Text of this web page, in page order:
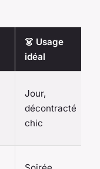
👗 Usage
idéal
Jour,
décontracté
chic